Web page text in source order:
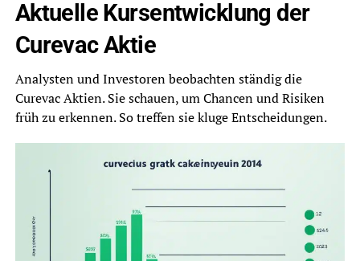
Aktuelle Kursentwicklung der
Curevac Aktie
Analysten und Investoren beobachten ständig die
Curevac Aktien. Sie schauen, um Chancen und Risiken
früh zu erkennen. So treffen sie kluge Entscheidungen.